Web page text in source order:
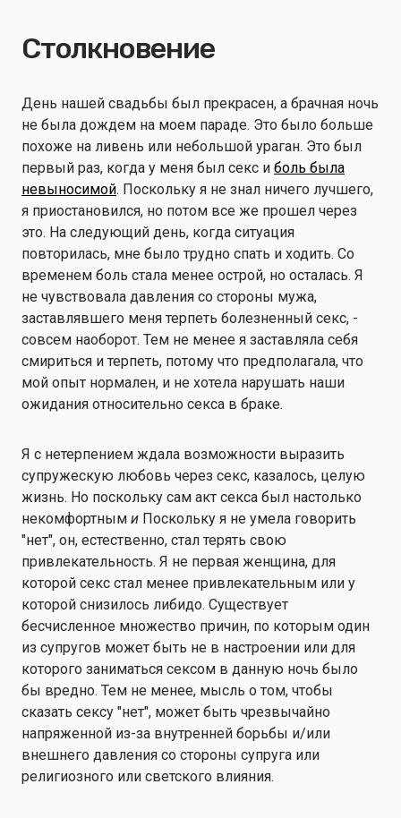
Столкновение
День нашей свадьбы был прекрасен, а брачная ночь
не была дождем на моем параде. Это было больше
похоже на ливень или небольшой ураган. Это был
первый раз, когда у меня был секс и боль была
невыносимой. Поскольку я не знал ничего лучшего,
я приостановился, но потом все же прошел через
это. На следующий день, когда ситуация
повторилась, мне было трудно спать и ходить. Со
временем боль стала менее острой, но осталась. Я
не чувствовала давления со стороны мужа,
заставлявшего меня терпеть болезненный секс, -
совсем наоборот. Тем не менее я заставляла себя
смириться и терпеть, потому что предполагала, что
мой опыт нормален, и не хотела нарушать наши
ожидания относительно секса в браке.
Я с нетерпением ждала возможности выразить
супружескую любовь через секс, казалось, целую
жизнь. Но поскольку сам акт секса был настолько
некомфортным и Поскольку я не умела говорить
"нет", он, естественно, стал терять свою
привлекательность. Я не первая женщина, для
которой секс стал менее привлекательным или у
которой снизилось либидо. Существует
бесчисленное множество причин, по которым один
из супругов может быть не в настроении или для
которого заниматься сексом в данную ночь было
бы вредно. Тем не менее, мысль о том, чтобы
сказать сексу "нет", может быть чрезвычайно
напряженной из-за внутренней борьбы и/или
внешнего давления со стороны супруга или
религиозного или светского влияния.